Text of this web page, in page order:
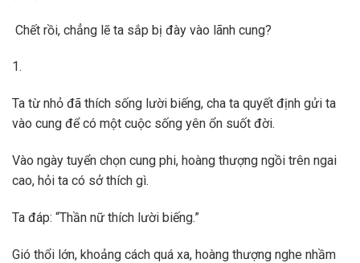
Chết rồi, chẳng lẽ ta sắp bị đày vào lãnh cung?
1.
Ta từ nhỏ đã thích sống lười biếng, cha ta quyết định gửi ta
vào cung để có một cuộc sống yên ổn suốt đời.
Vào ngày tuyển chọn cung phi, hoàng thượng ngồi trên ngai
cao, hỏi ta có sở thích gì.
Ta đáp: “Thần nữ thích lười biếng.”
Gió thổi lớn, khoảng cách quá xa, hoàng thượng nghe nhầm